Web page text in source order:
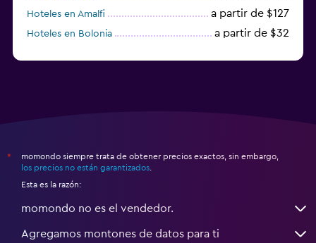
Hoteles en Amalfi a partir de $127
Hoteles en Bolonia a partir de $32
*
momondo siempre trata de obtener precios exactos, sin embargo,
los precios no están garantizados
Esta es la razón:
momondo no es el vendedor.
Agregamos montones de datos para ti